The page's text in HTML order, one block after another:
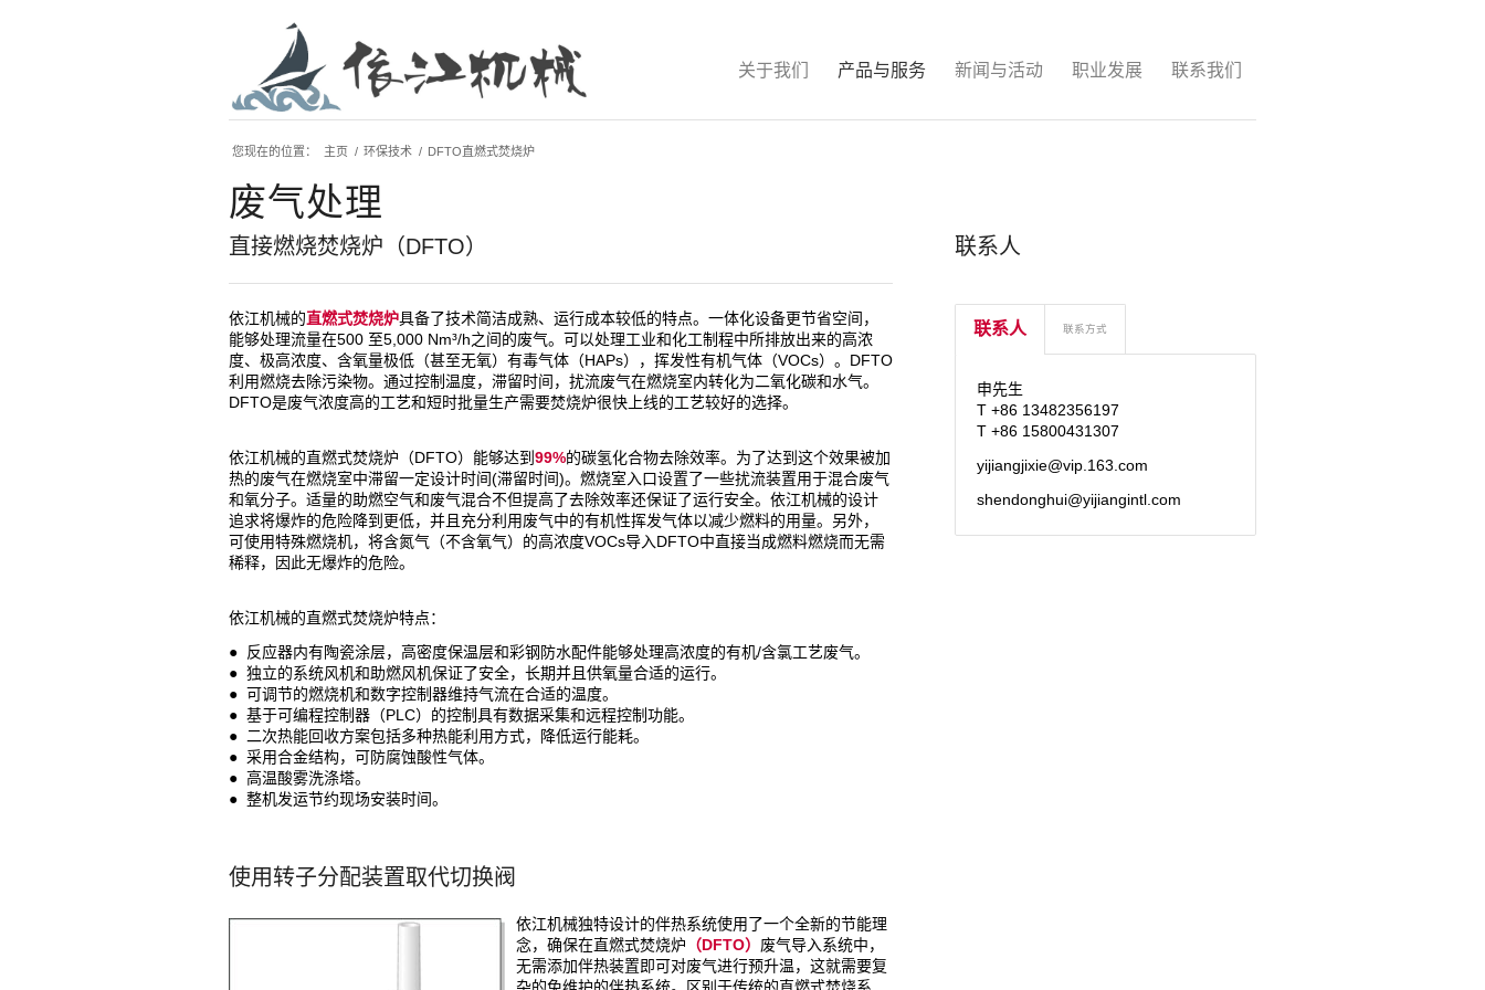
关于我们 产品与服务 新闻与活动 职业发展 联系我们
您现在的位置： 主页 / 环保技术 / DFTO直燃式焚烧炉
废气处理
直接燃烧焚烧炉（DFTO）
依江机械的直燃式焚烧炉具备了技术简洁成熟、运行成本较低的特点。一体化设备更节省空间，
能够处理流量在500 至5,000 Nm³/h之间的废气。可以处理工业和化工制程中所排放出来的高浓
度、极高浓度、含氧量极低（甚至无氧）有毒气体（HAPs），挥发性有机气体（VOCs）。DFTO
利用燃烧去除污染物。通过控制温度，滞留时间，扰流废气在燃烧室内转化为二氧化碳和水气。
DFTO是废气浓度高的工艺和短时批量生产需要焚烧炉很快上线的工艺较好的选择。
依江机械的直燃式焚烧炉（DFTO）能够达到 99%的碳氢化合物去除效率。为了达到这个效果被加
热的废气在燃烧室中滞留一定设计时间(滞留时间)。燃烧室入口设置了一些扰流装置用于混合废气
和氧分子。适量的助燃空气和废气混合不但提高了去除效率还保证了运行安全。依江机械的设计
追求将爆炸的危险降到更低，并且充分利用废气中的有机性挥发气体以减少燃料的用量。另外，
可使用特殊燃烧机，将含氮气（不含氧气）的高浓度VOCs导入DFTO中直接当成燃料燃烧而无需
稀释，因此无爆炸的危险。
依江机械的直燃式焚烧炉特点：
● 反应器内有陶瓷涂层，高密度保温层和彩钢防水配件能够处理高浓度的有机/含氯工艺废气。
● 独立的系统风机和助燃风机保证了安全，长期并且供氧量合适的运行。
● 可调节的燃烧机和数字控制器维持气流在合适的温度。
● 基于可编程控制器（PLC）的控制具有数据采集和远程控制功能。
● 二次热能回收方案包括多种热能利用方式，降低运行能耗。
● 采用合金结构，可防腐蚀酸性气体。
● 高温酸雾洗涤塔。
● 整机发运节约现场安装时间。
使用转子分配装置取代切换阀
依江机械独特设计的伴热系统使用了一个全新的节能理
念，确保在直燃式焚烧炉 （DFTO） 废气导入系统中，
无需添加伴热装置即可对废气进行预升温，这就需要复
杂的免维护的伴热系统。区别于传统的直燃式焚烧系
联系人
联系人 联系方式
申先生
T +86 13482356197
T +86 15800431307
yijiangjixie@vip.163.com
shendonghui@yijiangintl.com
姓*
名*
Email*
主题
发送